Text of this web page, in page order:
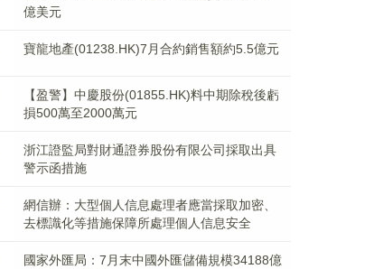
億美元
寶龍地產(01238.HK)7月合約銷售額約5.5億元
【盈警】中慶股份(01855.HK)料中期除稅後虧
損500萬至2000萬元
浙江證監局對財通證券股份有限公司採取出具
警示函措施
網信辦：大型個人信息處理者應當採取加密、
去標識化等措施保障所處理個人信息安全
國家外匯局：7月末中國外匯儲備規模34188億